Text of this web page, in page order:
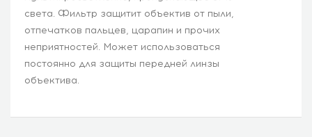
света. Фильтр защитит объектив от пыли,
отпечатков пальцев, царапин и прочих
неприятностей. Может использоваться
постоянно для защиты передней линзы
объектива.